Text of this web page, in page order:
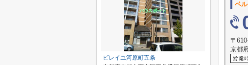
ベ
〒
京都
ビレイユ河原町五条